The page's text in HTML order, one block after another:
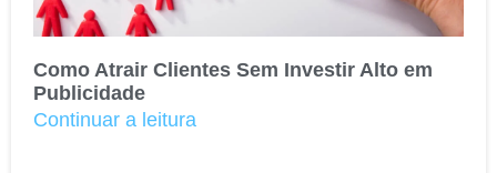
Como Atrair Clientes Sem Investir Alto em
Publicidade
Continuar a leitura